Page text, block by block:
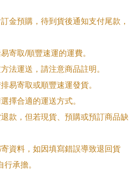
金預購，待到貨後通知支付尾款，
寄取/順豐速運的運費。
法運送，請注意商品註明。
易寄取或順豐速運發貨。
擇合適的運送方式。
款，但若現貨、預購或預訂商品缺
資料，如因填寫錯誤導致退回貨
承擔。